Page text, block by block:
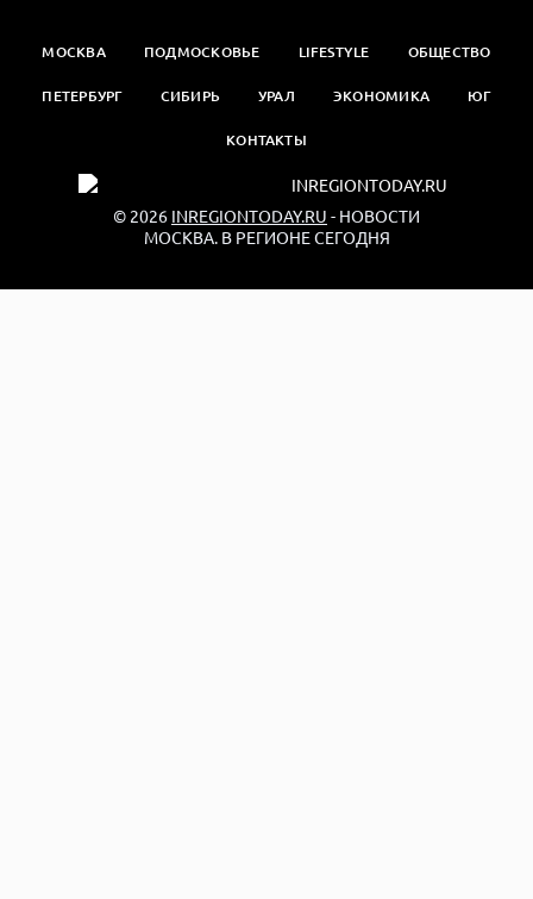
МОСКВА ПОДМОСКОВЬЕ LIFESTYLE ОБЩЕСТВО
ПЕТЕРБУРГ СИБИРЬ УРАЛ ЭКОНОМИКА ЮГ
КОНТАКТЫ
© 2026 INREGIONTODAY.RU - НОВОСТИ
МОСКВА. В РЕГИОНЕ СЕГОДНЯ